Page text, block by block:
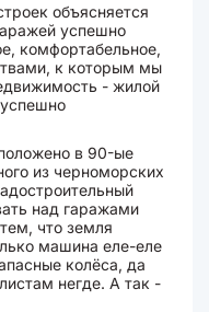
объясняется
успешно
комфортабельное,
к которым мы
- жилой
в 90-ые
из черноморских
над гаражами
что земля
машина еле-еле
колёса, да
негде. А так -